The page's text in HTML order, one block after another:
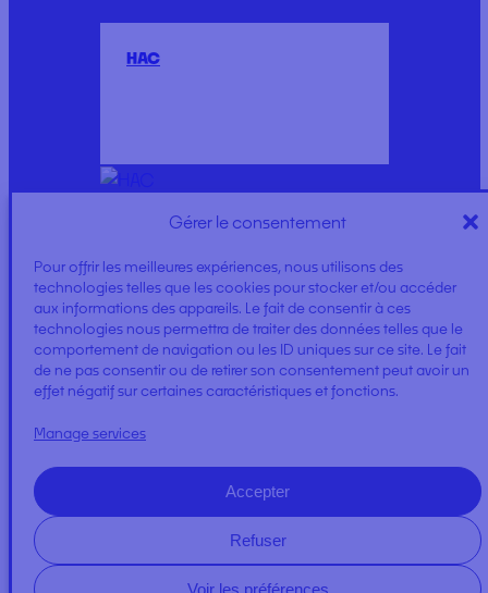
Gérer le consentement
Pour offrir les meilleures expériences, nous utilisons des
technologies telles que les cookies pour stocker et/ou accéder
aux informations des appareils. Le fait de consentir à ces
technologies nous permettra de traiter des données telles que le
comportement de navigation ou les ID uniques sur ce site. Le fait
de ne pas consentir ou de retirer son consentement peut avoir un
effet négatif sur certaines caractéristiques et fonctions.
Manage services
Accepter
Refuser
Voir les préférences
HAC